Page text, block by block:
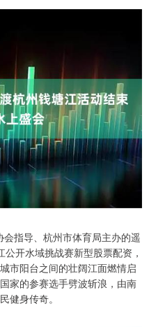
指导、杭州市体育局主办的遥
开水域挑战赛新型股票配资，
市阳台之间的壮阔江面燃情启
家的参赛选手劈波斩浪，由南
健身传奇。